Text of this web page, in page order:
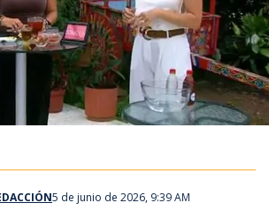
5 de junio de 2026, 9:39 AM